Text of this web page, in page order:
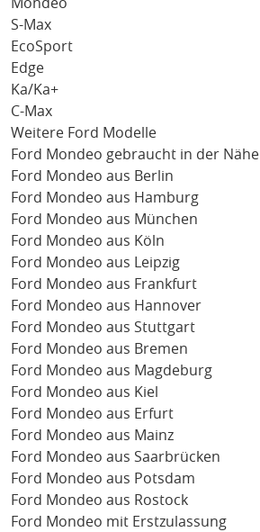
S-Max
EcoSport
Edge
Ka/Ka+
C-Max
Weitere Ford Modelle
Ford Mondeo gebraucht in der Nähe
Ford Mondeo aus Berlin
Ford Mondeo aus Hamburg
Ford Mondeo aus München
Ford Mondeo aus Köln
Ford Mondeo aus Leipzig
Ford Mondeo aus Frankfurt
Ford Mondeo aus Hannover
Ford Mondeo aus Stuttgart
Ford Mondeo aus Bremen
Ford Mondeo aus Magdeburg
Ford Mondeo aus Kiel
Ford Mondeo aus Erfurt
Ford Mondeo aus Mainz
Ford Mondeo aus Saarbrücken
Ford Mondeo aus Potsdam
Ford Mondeo aus Rostock
Ford Mondeo mit Erstzulassung